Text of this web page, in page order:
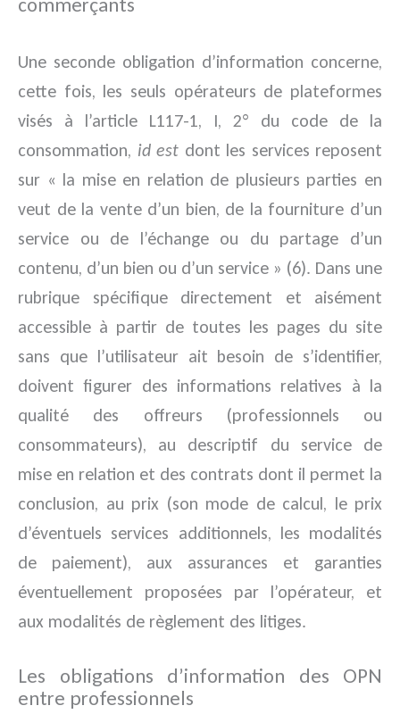
Une seconde obligation d’information concerne,
cette fois, les seuls opérateurs de plateformes
visés à l’article L117-1, I, 2° du code de la
consommation, id est dont les services reposent
sur « la mise en relation de plusieurs parties en
veut de la vente d’un bien, de la fourniture d’un
service ou de l’échange ou du partage d’un
contenu, d’un bien ou d’un service » (6). Dans une
rubrique spécifique directement et aisément
accessible à partir de toutes les pages du site
sans que l’utilisateur ait besoin de s’identifier,
doivent figurer des informations relatives à la
qualité des offreurs (professionnels ou
consommateurs), au descriptif du service de
mise en relation et des contrats dont il permet la
conclusion, au prix (son mode de calcul, le prix
d’éventuels services additionnels, les modalités
de paiement), aux assurances et garanties
éventuellement proposées par l’opérateur, et
aux modalités de règlement des litiges.
Les obligations d’information des OPN
entre professionnels